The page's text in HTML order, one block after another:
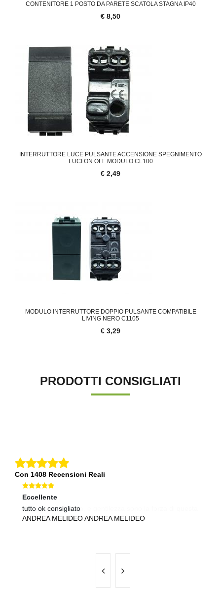
CONTENITORE 1 POSTO DA PARETE SCATOLA STAGNA IP40
€ 8,50
INTERRUTTORE LUCE PULSANTE ACCENSIONE SPEGNIMENTO
LUCI ON OFF MODULO CL100
€ 2,49
MODULO INTERRUTTORE DOPPIO PULSANTE COMPATIBILE
LIVING NERO C1105
€ 3,29
PRODOTTI CONSIGLIATI
Con 1408 Recensioni Reali
Eccellente
tutto ok consigliato
ANDREA MELIDEO ANDREA MELIDEO